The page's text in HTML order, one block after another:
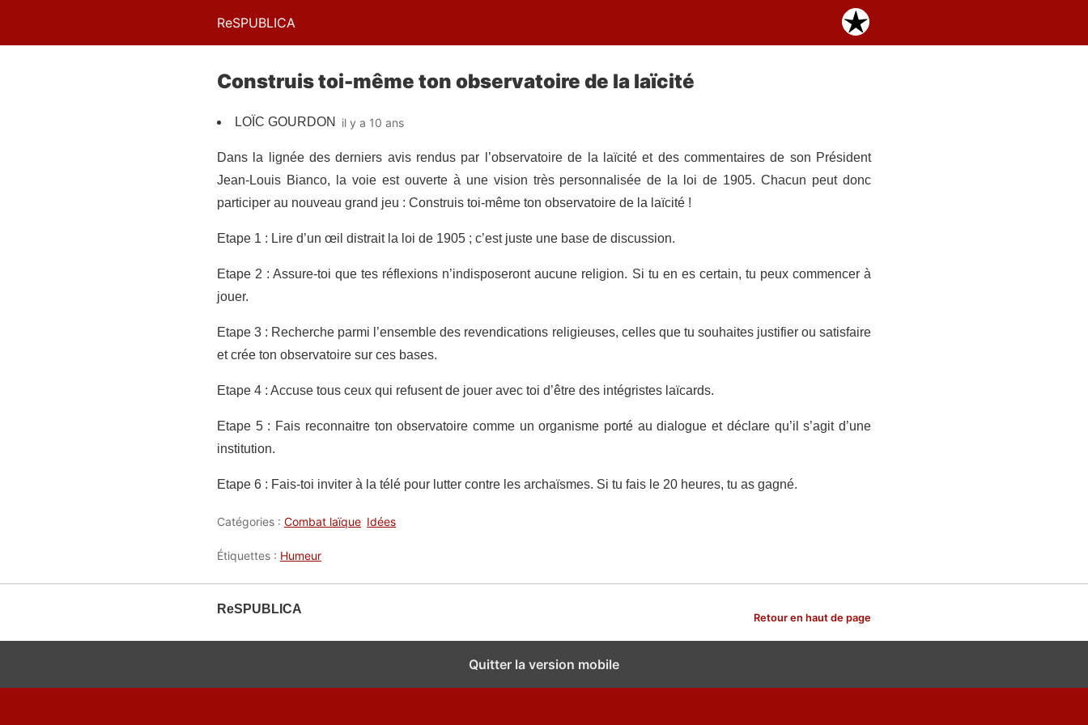
ReSPUBLICA
Construis toi-même ton observatoire de la laïcité
LOÏC GOURDON il y a 10 ans
Dans la lignée des derniers avis rendus par l’observatoire de la laïcité et des commentaires de son Président
Jean-Louis Bianco, la voie est ouverte à une vision très personnalisée de la loi de 1905. Chacun peut donc
participer au nouveau grand jeu : Construis toi-même ton observatoire de la laïcité !
Etape 1 : Lire d’un œil distrait la loi de 1905 ; c’est juste une base de discussion.
Etape 2 : Assure-toi que tes réflexions n’indisposeront aucune religion. Si tu en es certain, tu peux commencer à
jouer.
Etape 3 : Recherche parmi l’ensemble des revendications religieuses, celles que tu souhaites justifier ou satisfaire
et crée ton observatoire sur ces bases.
Etape 4 : Accuse tous ceux qui refusent de jouer avec toi d’être des intégristes laïcards.
Etape 5 : Fais reconnaitre ton observatoire comme un organisme porté au dialogue et déclare qu’il s’agit d’une
institution.
Etape 6 : Fais-toi inviter à la télé pour lutter contre les archaïsmes. Si tu fais le 20 heures, tu as gagné.
Catégories : Combat laïque Idées
Étiquettes : Humeur
ReSPUBLICA
Retour en haut de page
Quitter la version mobile